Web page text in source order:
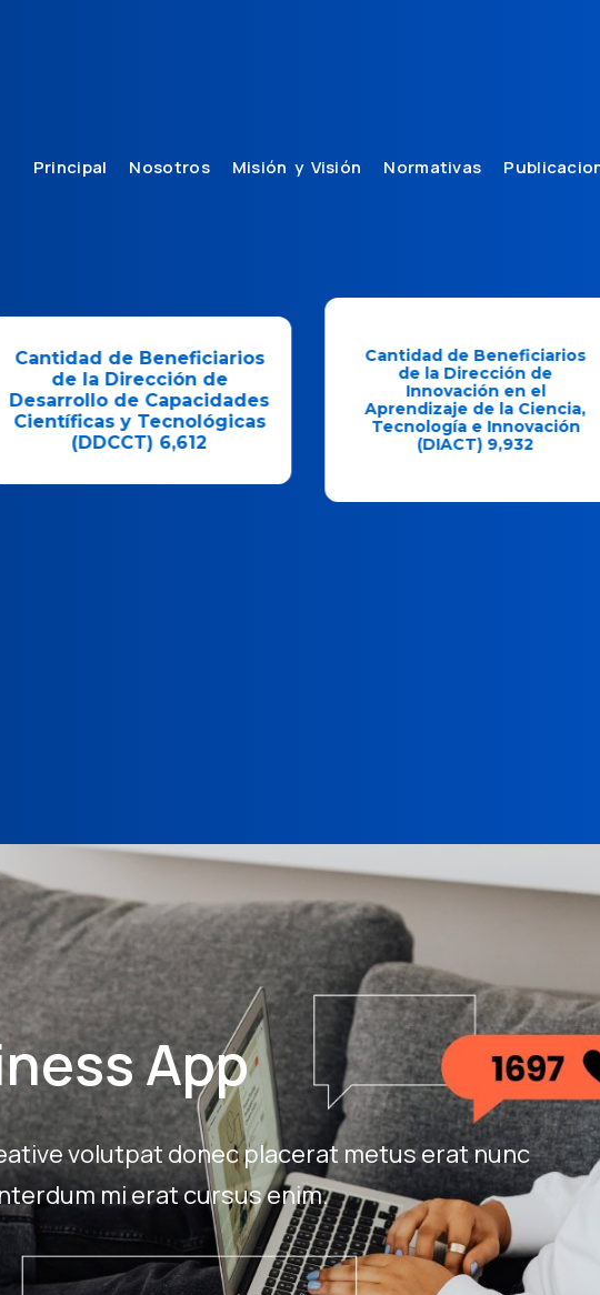
Principal Nosotros Misión y Visión Normativas
Cantidad de Beneficiarios
de la Dirección de
Desarrollo de Capacidades
Científicas y Tecnológicas
(DDCCT) 6,612
Cantidad de Beneficiarios
de la Dirección de
Innovación en el
Aprendizaje de la Ciencia,
Tecnología e Innovación
(DIACT)9,932
App
volutpat donec placerat metus erat nunc
mi erat cursus enim.